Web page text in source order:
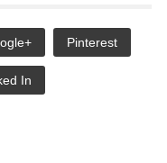
Pinterest
In